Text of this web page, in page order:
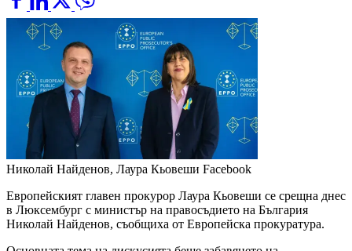
Николай Найденов, Лаура Кьовеши Facebook
Европейският главен прокурор Лаура Кьовеши се срещна днес
в Люксембург с министър на правосъдието на България
Николай Найденов, съобщиха от Европейска прокуратура.